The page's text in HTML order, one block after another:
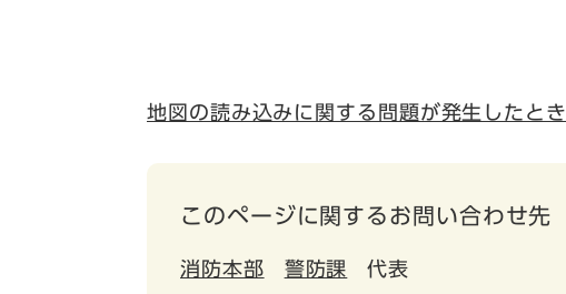
地図の読み込みに関する問題が発生したとき
このページに関するお問い合わせ先
消防本部 警防課 代表